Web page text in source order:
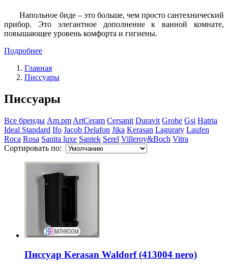
Напольное биде – это больше, чем просто сантехнический
прибор. Это элегантное дополнение к ванной комнате,
повышающее уровень комфорта и гигиены.
Подробнее
Главная
Писсуары
Писсуары
Все бренды Am.pm ArtCeram Cersanit Duravit Grohe Gsi Hatria
Ideal Standard Ifo Jacob Delafon Jika Kerasan Laguraty Laufen
Roca Rosa Sanita luxe Santek Serel Villeroy&Boch Vitra
Сортировать по:
Писсуар Kerasan Waldorf (413004 nero)